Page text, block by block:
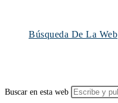
Búsqueda De La Web
Buscar en esta web